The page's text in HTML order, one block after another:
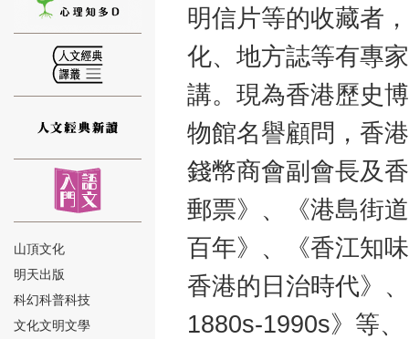
⑫
⑬
山頂文化
明天出版
科幻科普科技
文化文明文學
明信片等的收藏者
化、地方誌等有專
講。現為香港歷史
物館名譽顧問，香
錢幣商會副會長及
郵票》、《港島街
百年》、《香江知
香港的日治時代》
1880s-1990s》等